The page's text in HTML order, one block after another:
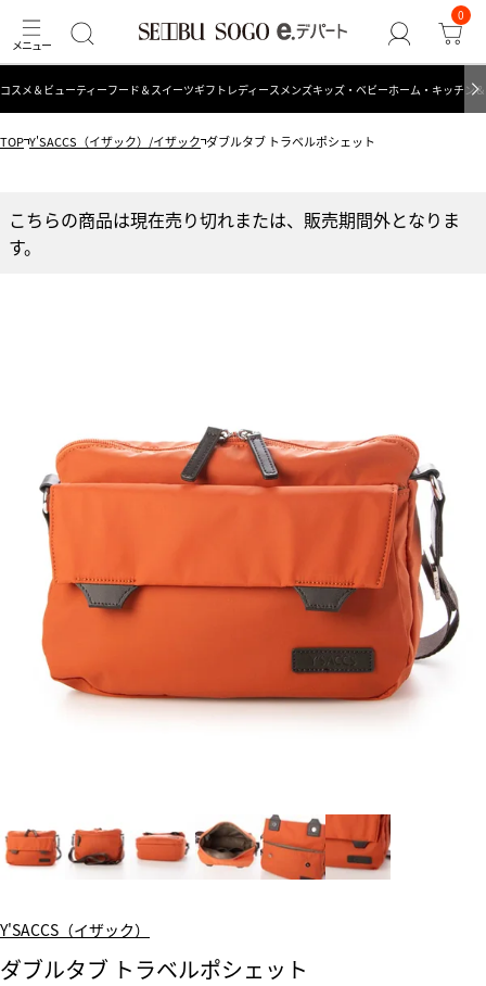
0
コスメ＆ビューティーフード＆スイーツギフト レディース メンズキッズ・ベビーホーム・キッチン
TOP Y'SACCS（イザック）/イザック ダブルタブ トラベルポシェット
こちらの商品は現在売り切れまたは、販売期間外となりま
す。
Y'SACCS（イザック）
ダブルタブ トラベルポシェット